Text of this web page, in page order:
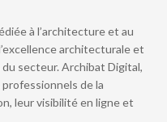
à l’architecture et au
architecturale et
secteur. Archibat Digital,
de la
leur visibilité en ligne et